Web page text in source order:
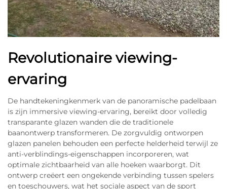
Revolutionaire viewing-
ervaring
De handtekeningkenmerk van de panoramische padelbaan
is zijn immersive viewing-ervaring, bereikt door volledig
transparante glazen wanden die de traditionele
baanontwerp transformeren. De zorgvuldig ontworpen
glazen panelen behouden een perfecte helderheid terwijl ze
anti-verblindings-eigenschappen incorporeren, wat
optimale zichtbaarheid van alle hoeken waarborgt. Dit
ontwerp creëert een ongekende verbinding tussen spelers
en toeschouwers, wat het sociale aspect van de sport